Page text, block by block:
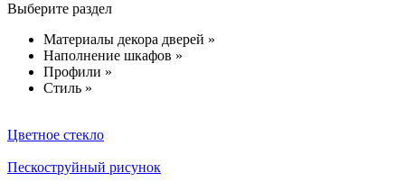
Выберите раздел
Материалы декора дверей »
Наполнение шкафов »
Профили »
Стиль »
Цветное стекло
Пескоструйный рисунок